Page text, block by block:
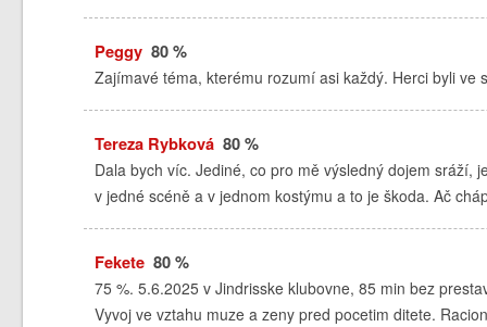
Peggy80 %
Zajímavé téma, kterému rozumí asi každý. Herci byli ve
Tereza Rybková80 %
Dala bych víc. Jediné, co pro mě výsledný dojem sráží,
v jedné scéně a v jednom kostýmu a to je škoda. Ač
Fekete80 %
75 %. 5.6.2025 v Jindrisske klubovne, 85 min bez
Vyvoj ve vztahu muze a zeny pred pocetim ditete.